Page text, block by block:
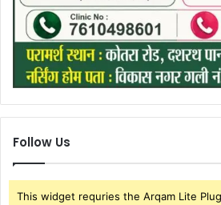
Follow Us
This widget requries the Arqam Lite